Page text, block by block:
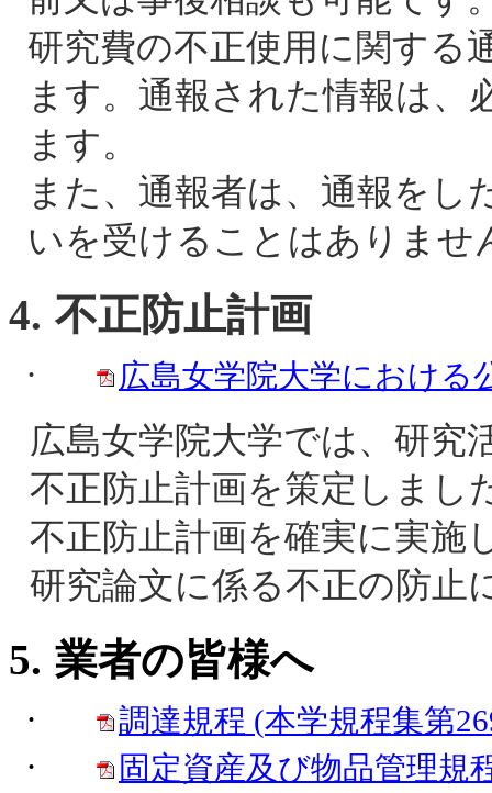
研究費の不正使用に関する
ます。通報された情報は、
ます。
また、通報者は、通報をし
いを受けることはありませ
4. 不正防止計画
· 広島女学院大学における
広島女学院大学では、研究
不正防止計画を策定しまし
不正防止計画を確実に実施
研究論文に係る不正の防止
5. 業者の皆様へ
· 調達規程 (本学規程集第
· 固定資産及び物品管理規